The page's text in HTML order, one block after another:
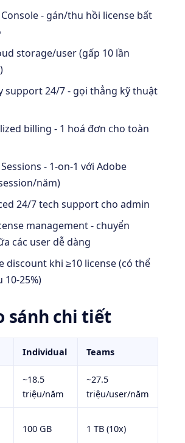
- gán/thu hồi license bất
storage/user (gấp 10 lần
support 24/7 - gọi thẳng kỹ thuật
billing - 1 hoá đơn cho toàn
- 1-on-1 với Adobe
năm)
24/7 tech support cho admin
management - chuyển
các user dễ dàng
discount khi ≥10 license (có thể
10-25%)
sánh chi tiết
Individual Teams
~18.5
triệu/năm
~27.5
triệu/user/năm
100 GB 1 TB (10x)